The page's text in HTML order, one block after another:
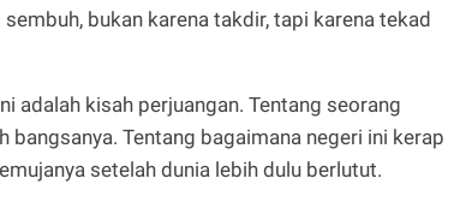
bukan karena takdir, tapi karena tekad
adalah kisah perjuangan. Tentang seorang
Tentang bagaimana negeri ini kerap
setelah dunia lebih dulu berlutut.